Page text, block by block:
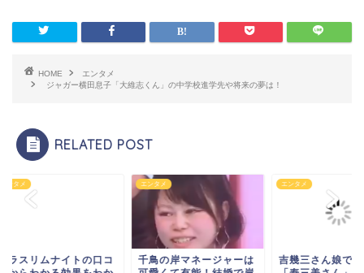
HOME
エンタメ
ジャガー横田息子「大維志くん」の中学校進学先や将来の夢は！
RELATED POST
スリムナイトの口コ
エンタメ
千鳥の岸マネージャーは
エンタメ
吉幾三さん娘で次女